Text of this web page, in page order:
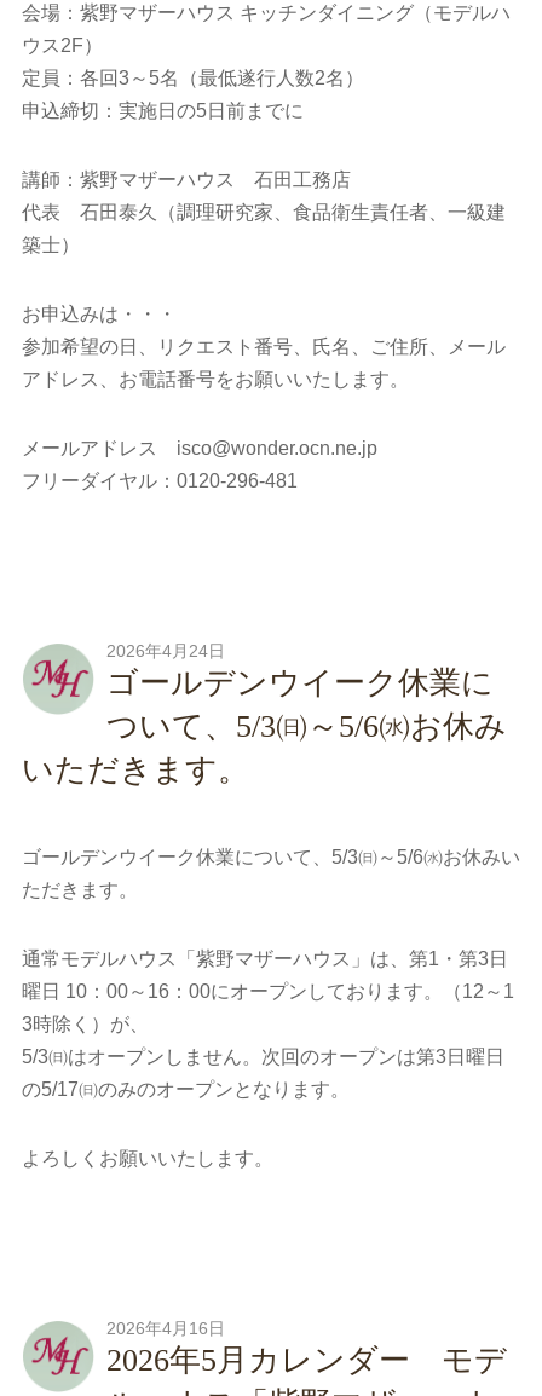
会場：紫野マザーハウス キッチンダイニング（モデルハ
ウス2F）
定員：各回3～5名（最低遂行人数2名）
申込締切：実施日の5日前までに
講師：紫野マザーハウス 石田工務店
代表 石田泰久（調理研究家、食品衛生責任者、一級建
築士）
お申込みは・・・
参加希望の日、リクエスト番号、氏名、ご住所、メール
アドレス、お電話番号をお願いいたします。
メールアドレス isco@wonder.ocn.ne.jp
フリーダイヤル：0120-296-481
2026年4月24日
ゴールデンウイーク休業に
ついて、5/3㈰～5/6㈬お休み
いただきます。
ゴールデンウイーク休業について、5/3㈰～5/6㈬お休みい
ただきます。
通常モデルハウス「紫野マザーハウス」は、第1・第3日
曜日 10：00～16：00にオープンしております。（12～1
3時除く）が、
5/3㈰はオープンしません。次回のオープンは第3日曜日
の5/17㈰のみのオープンとなります。
よろしくお願いいたします。
2026年4月16日
2026年5月カレンダー モデ